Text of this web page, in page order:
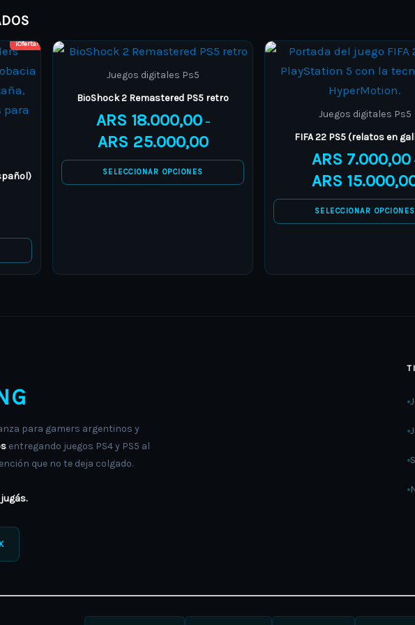
¡Oferta!
7.000,00
Juegos digitales Ps5
BioShock 2 Remastered PS5 retro
ARS 18.000,00 –
ARS 25.000,00
Price
ARS 25.000,00
SELECCIONAR OPCIONES
This
product
variants.
The
options
may
Juegos digitales Ps5
FIFA 22 PS5 (relatos en
ARS 7.000,00
ARS
SELECCIONAR OPCIONES
This
product
has
multiple
options
may
be
chosen
para gamers argentinos y
entregando juegos PS4 y PS5 al
que no te deja colgado.